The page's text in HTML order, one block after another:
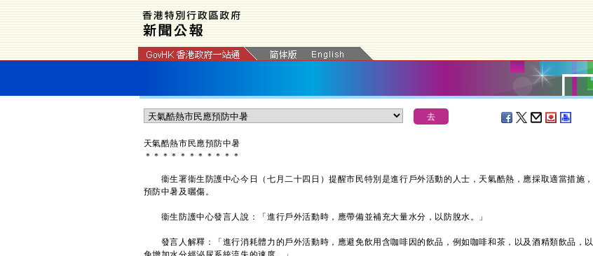
天氣酷熱市民應預防中暑
＊ ＊ ＊ ＊ ＊ ＊ ＊ ＊ ＊ ＊ ＊
衞生署衞生防護中心今日（七月二十四日）提醒市民特別是進行戶外活動的人士，天氣酷熱，應採取適當措施，
預防中暑及曬傷。
衞生防護中心發言人說：「進行戶外活動時，應帶備並補充大量水分，以防脫水。」
發言人解釋：「進行消耗體力的戶外活動時，應避免飲用含咖啡因的飲品，例如咖啡和茶，以及酒精類飲品，以